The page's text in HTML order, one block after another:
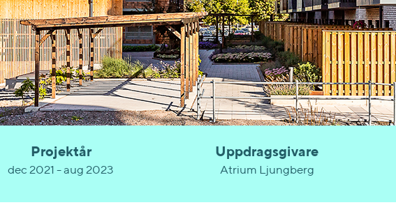
Projektår
dec 2021 - aug 2023
Uppdragsgivare
Atrium Ljungberg